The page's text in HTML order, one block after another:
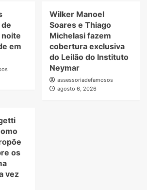
noite
em
Wilker Manoel
Soares e Thiago
Michelasi fazem
cobertura exclusiva
do Leilão do Instituto
Neymar
assessoriadefamosos
agosto 6, 2026
os
vez